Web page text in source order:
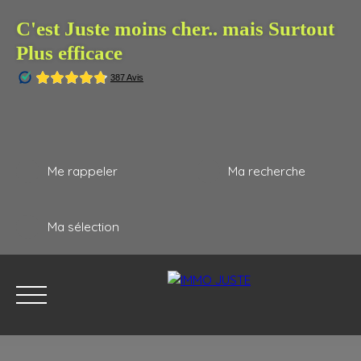
C'est Juste moins cher.. mais Surtout
Plus efficace
Me rappeler Ma recherche
Ma sélection